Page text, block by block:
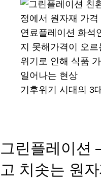
기후위기 시대의 3
그린플레이션
고 치솟는 원